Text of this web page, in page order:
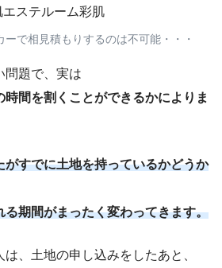
で相見積もりするのは不可能・・・
問題で、実は
時間を割くことができるかによりま
がすでに土地を持っているかどうか
る期間がまったく変わってきます。
、土地の申し込みをしたあと、